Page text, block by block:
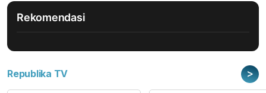
Rekomendasi
Republika TV >